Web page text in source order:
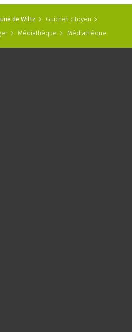
de Wiltz
Guichet citoyen
Médiathèque Médiathèque